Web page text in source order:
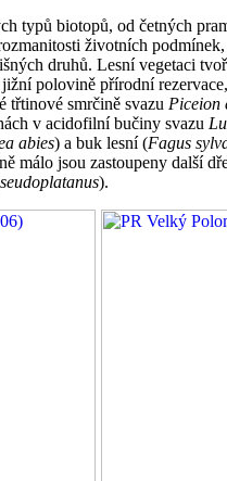
typů biotopů, od četných
životních
druhů. Lesní vegetaci
polovině přírodní
třtinové smrčině svazu Piceion
v acidofilní bučiny svazu
abies) a buk lesní (Fagus
málo jsou zastoupeny další
).